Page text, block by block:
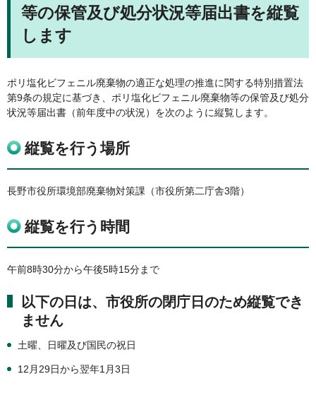
等の保管及び処分状況等届出書を縦覧
します
ポリ塩化ビフェニル廃棄物の適正な処理の推進に関する特別措置法
第9条の規定に基づき、ポリ塩化ビフェニル廃棄物等の保管及び処分
状況等届出書（前年度中の状況）を次のように縦覧します。
縦覧を行う場所
長野市役所環境部廃棄物対策課（市役所第二庁舎3階）
縦覧を行う時間
午前8時30分から午後5時15分まで
以下の日は、市役所の閉庁日のため縦覧でき
ません
土曜、日曜及び国民の祝日
12月29日から翌年1月3日